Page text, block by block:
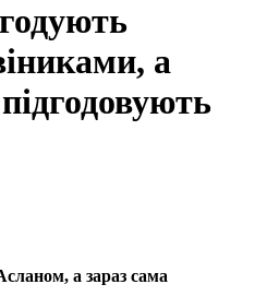
а
а зараз сама